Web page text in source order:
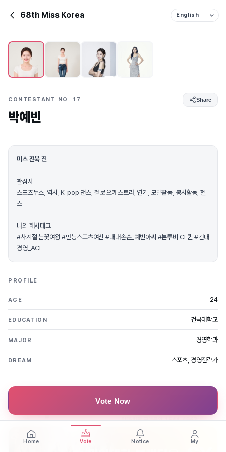
68th Miss Korea
CONTESTANT NO. 17 Share
박예빈
미스 전북 진
관심사
스포츠뉴스, 역사, K-pop 댄스, 첼로 오케스트라, 연기, 모델활동, 봉사활동, 헬
스
나의 해시태그
#사계절 눈꽃여왕 #만능스포츠여신 #대대손손_예빈아씨 #본투비 CF퀸 #건대
경영_ACE
PROFILE
AGE 24
EDUCATION 건국대학교
MAJOR 경영학과
DREAM 스포츠, 경영전략가
Vote Now
Home Vote Notice My